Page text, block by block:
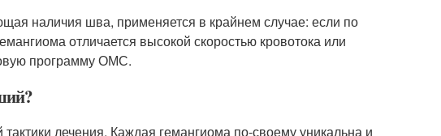
наличия шва, применяется в крайнем случае: если по
отличается высокой скоростью кровотока или
программу ОМС.
лечения. Каждая гемангиома по-своему уникальна и